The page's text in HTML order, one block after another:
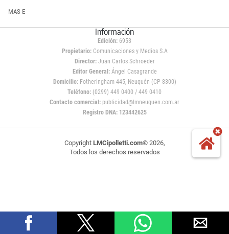
MAS E
Información
Edición: 6953
Propietario:Comunicaciones y Medios S.A
Director: Juan Carlos Schroeder
Editor General:Ángel Casagrande
Domicilio:Fotheringham 445, Neuquén (CP 8300)
Teléfono: (0299) 449 0400 / 449 0410
Contacto comercial: publicidad@lmneuquen.com.ar
Registro DNA: 123442625
Copyright LMCipolletti.com© 2026,
Todos los derechos reservados